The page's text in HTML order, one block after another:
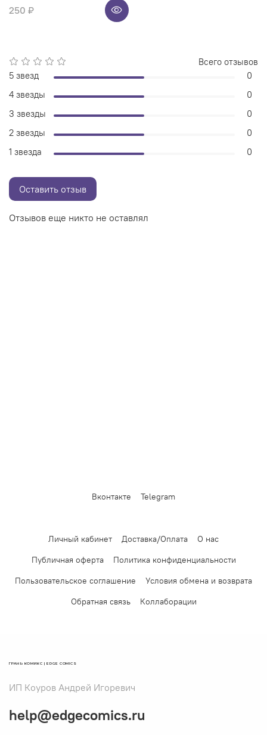
250 ₽
Отзывов еще никто не оставлял
Всего отзывов
5 звезд
0
4 звезды
0
3 звезды
0
2 звезды
0
1 звезда
0
Оставить отзыв
Вконтакте Telegram
Личный кабинет Доставка/Оплата
О нас
Публичная оферта
Политика конфиденциальности
Пользовательское соглашение
Условия обмена и возврата
Обратная связь
Коллаборации
ГРАНЬ КОМИКС | EDGE COMICS
ИП Коуров Андрей Игоревич
help@edgecomics.ru